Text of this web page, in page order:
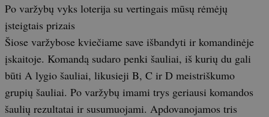
Po varžybų vyks loterija su vertingais mūsų rėmėjų
įsteigtais prizais
Šiose varžybose kviečiame save išbandyti ir komandinėje
įskaitoje. Komandą sudaro penki šauliai, iš kurių du gali
būti A lygio šauliai, likusieji B, C ir D meistriškumo
grupių šauliai. Po varžybų imami trys geriausi komandos
šaulių rezultatai ir susumuojami. Apdovanojamos tris